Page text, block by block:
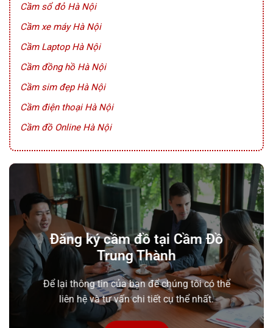
Cầm sổ đỏ Hà Nội
Cầm xe máy Hà Nội
Cầm Laptop Hà Nội
Cầm đồng hồ Hà Nội
Cầm sim đẹp Hà Nội
Cầm điện thoại Hà Nội
Cầm đồ Online Hà Nội
Đăng ký cầm đồ tại Cầm Đồ
Trung Thành
Để lại thông tin của bạn để chúng tôi có thể
liên hệ và tư vấn chi tiết cụ thể nhất.